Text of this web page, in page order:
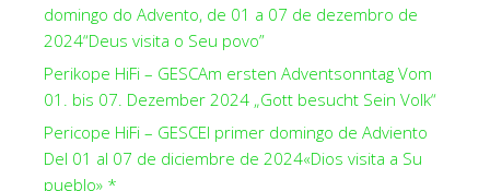
domingo do Advento, de 01 a 07 de dezembro de
2024“Deus visita o Seu povo”
Perikope HiFi – GESCAm ersten Adventsonntag Vom
01. bis 07. Dezember 2024 „Gott besucht Sein Volk“
Pericope HiFi – GESCEl primer domingo de Adviento
Del 01 al 07 de diciembre de 2024«Dios visita a Su
pueblo» *